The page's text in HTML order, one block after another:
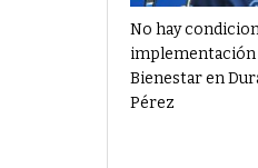
No hay
implementación
Bienestar en
Pérez